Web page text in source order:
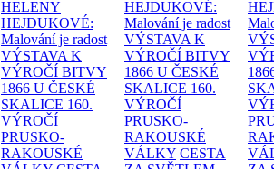
HELENY
HEJDUKOVÉ:
Malování je radost
VÝSTAVA K
VÝROČÍ BITVY
1866 U ČESKÉ
SKALICE 160.
VÝROČÍ
PRUSKO-
RAKOUSKÉ
HEJDUKOVÉ:
Malování je radost
VÝSTAVA K
VÝROČÍ BITVY
1866 U ČESKÉ
SKALICE 160.
VÝROČÍ
PRUSKO-
RAKOUSKÉ
VÁLKY CESTA